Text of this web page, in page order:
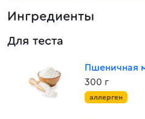
Ингредиенты
Для теста
Пшеничная
300 г
аллерген